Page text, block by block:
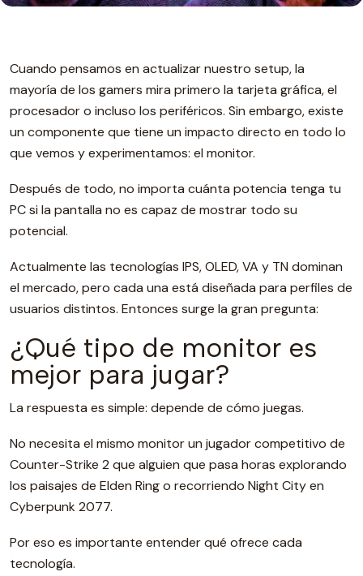
Cuando pensamos en actualizar nuestro setup, la
mayoría de los gamers mira primero la tarjeta gráfica, el
procesador o incluso los periféricos. Sin embargo, existe
un componente que tiene un impacto directo en todo lo
que vemos y experimentamos: el monitor.
Después de todo, no importa cuánta potencia tenga tu
PC si la pantalla no es capaz de mostrar todo su
potencial.
Actualmente las tecnologías IPS, OLED, VA y TN dominan
el mercado, pero cada una está diseñada para perfiles de
usuarios distintos. Entonces surge la gran pregunta:
¿Qué tipo de monitor es
mejor para jugar?
La respuesta es simple: depende de cómo juegas.
No necesita el mismo monitor un jugador competitivo de
Counter-Strike 2 que alguien que pasa horas explorando
los paisajes de Elden Ring o recorriendo Night City en
Cyberpunk 2077.
Por eso es importante entender qué ofrece cada
tecnología.